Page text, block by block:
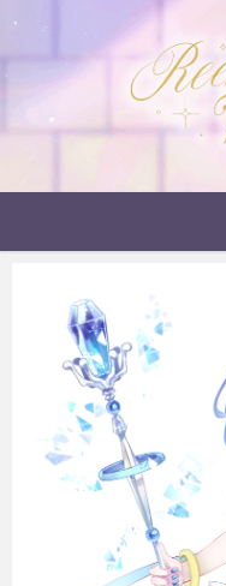
れ
れーかるるの運